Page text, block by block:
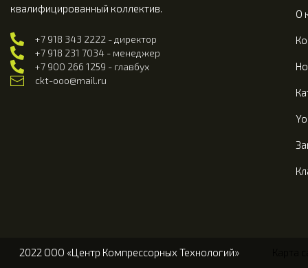
квалифицированный коллектив.
+7 918 343 2222 - директор
+7 918 231 7034 - менеджер
+7 900 266 1259 - главбух
ckt-ooo@mail.ru
О
2022 ООО «Центр Компрессорных Технологий»